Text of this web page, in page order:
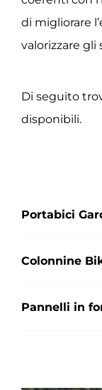
di migliorare
valorizzare
Di seguito
disponibili.
Portabici
Colonnine
Pannelli in